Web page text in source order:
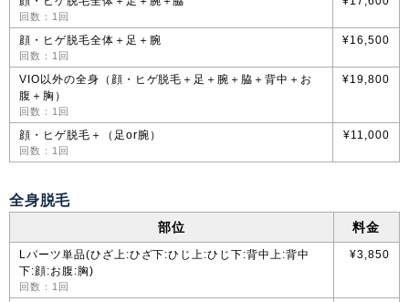
回数：1回
顔・ヒゲ脱毛全体＋足＋腕
回数：1回
¥16,500
VIO以外の全身（顔・ヒゲ脱毛＋足＋腕＋脇＋背中＋お
腹＋胸）
回数：1回
¥19,800
顔・ヒゲ脱毛＋（足or腕）
回数：1回
¥11,000
全身脱毛
部位 料金
Lパーツ単品(ひざ上:ひざ下:ひじ上:ひじ下:背中上:背中
下:顔:お腹:胸)
回数：1回
¥3,850